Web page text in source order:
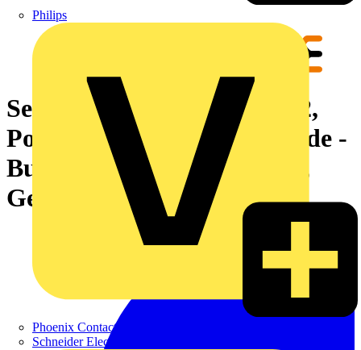
Philips
Phoenix Contact
Schneider Electric
Sensor-Aktor-Leitung, M12,
Polzahl: 12, 4 m, Stift, gerade -
Buchse, gerade, LED: Nein,
Geschirmt: Ja